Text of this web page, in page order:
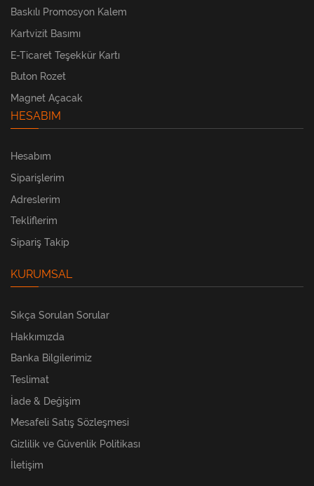
Baskılı Promosyon Kalem
Kartvizit Basımı
E-Ticaret Teşekkür Kartı
Buton Rozet
Magnet Açacak
HESABIM
Hesabım
Siparişlerim
Adreslerim
Tekliflerim
Sipariş Takip
KURUMSAL
Sıkça Sorulan Sorular
Hakkımızda
Banka Bilgilerimiz
Teslimat
İade & Değişim
Mesafeli Satış Sözleşmesi
Gizlilik ve Güvenlik Politikası
İletişim